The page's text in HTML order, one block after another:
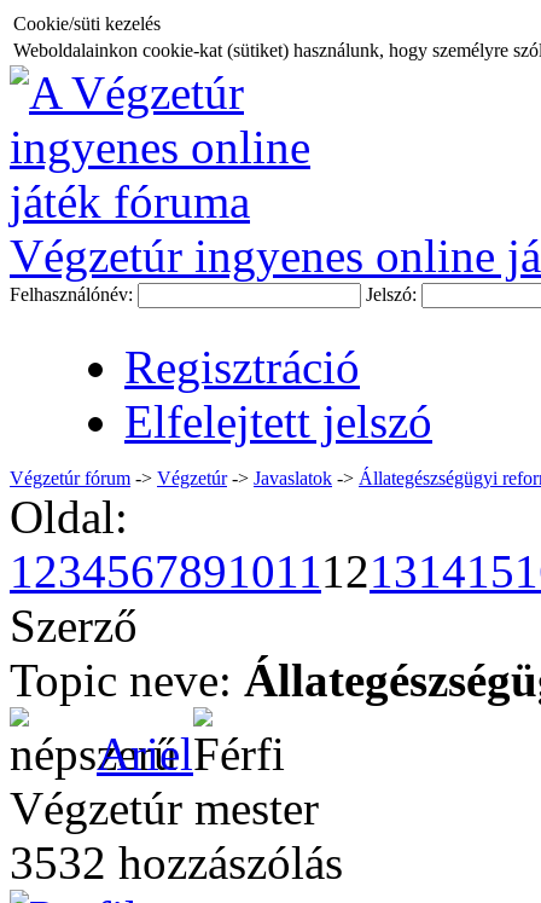
Cookie/süti kezelés
Weboldalainkon cookie-kat (sütiket) használunk, hogy személyre
Végzetúr ingyenes online
Felhasználónév: Jelszó:
Regisztráció
Elfelejtett jelszó
Végzetúr fórum -> Végzetúr-> Javaslatok -> Állategészségügyi
Oldal:
123456789101112131415
Szerző
Topic neve:
Ariel
Végzetúr mester
3532 hozzászólás